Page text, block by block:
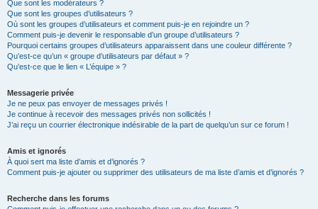
Que sont les modérateurs ?
Que sont les groupes d’utilisateurs ?
Où sont les groupes d’utilisateurs et comment puis-je en rejoindre un ?
Comment puis-je devenir le responsable d’un groupe d’utilisateurs ?
Pourquoi certains groupes d’utilisateurs apparaissent dans une couleur différente ?
Qu’est-ce qu’un « groupe d’utilisateurs par défaut » ?
Qu’est-ce que le lien « L’équipe » ?
Messagerie privée
Je ne peux pas envoyer de messages privés !
Je continue à recevoir des messages privés non sollicités !
J’ai reçu un courrier électronique indésirable de la part de quelqu’un sur ce forum !
Amis et ignorés
À quoi sert ma liste d’amis et d’ignorés ?
Comment puis-je ajouter ou supprimer des utilisateurs de ma liste d’amis et d’ignorés ?
Recherche dans les forums